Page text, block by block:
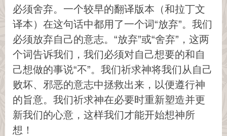
必须舍弃。一个较早的翻译版本（和拉丁文
译本）在这句话中都用了一个词“放弃”。我们
必须放弃自己的意志。“放弃”或“舍弃”，这两
个词告诉我们，我们必须对自己想要的和自
己想做的事说“不”。我们祈求神将我们从自己
败坏、邪恶的意志中拯救出来，以便遵行神
的旨意。我们祈求神在必要时重新塑造并更
新我们的心意，这样我们才能开始想神所
想！